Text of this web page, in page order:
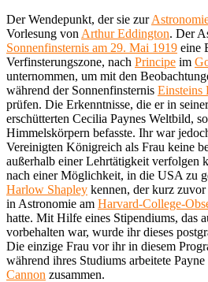
Der Wendepunkt, der sie zur
Vorlesung von Arthur Eddington. Der
Sonnenfinsternis am 29. Mai 1919 eine
Verfinsterungszone, nach Principe im
unternommen, um mit den
während der Sonnenfinsternis Einsteins
prüfen. Die Erkenntnisse, die er in
erschütterten Cecilia Paynes Weltbild,
Himmelskörpern befasste. Ihr war
Vereinigten Königreich als Frau keine
außerhalb einer Lehrtätigkeit verfolgen
nach einer Möglichkeit, in die USA zu
Harlow Shapley kennen, der kurz zuvor
in Astronomie am Harvard-College-
hatte. Mit Hilfe eines Stipendiums, das
vorbehalten war, wurde ihr dieses
Die einzige Frau vor ihr in diesem
während ihres Studiums arbeitete
Cannon zusammen.